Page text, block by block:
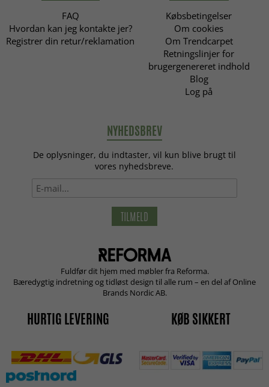
FAQ
Hvordan kan jeg kontakte jer?
Registrer din retur/reklamation
Købsbetingelser
Om cookies
Om Trendcarpet
Retningslinjer for
brugergenereret indhold
Blog
Log på
NYHEDSBREV
De oplysninger, du indtaster, vil kun blive brugt til
vores nyhedsbreve.
TILMELD
Fuldfør dit hjem med møbler fra Reforma.
Bæredygtig indretning og tidløst design til alle rum – en del af Online
Brands Nordic AB.
HURTIG LEVERING KØB SIKKERT